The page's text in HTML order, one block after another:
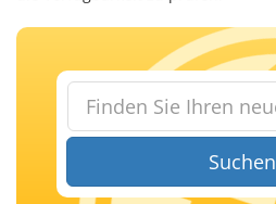
Suchen